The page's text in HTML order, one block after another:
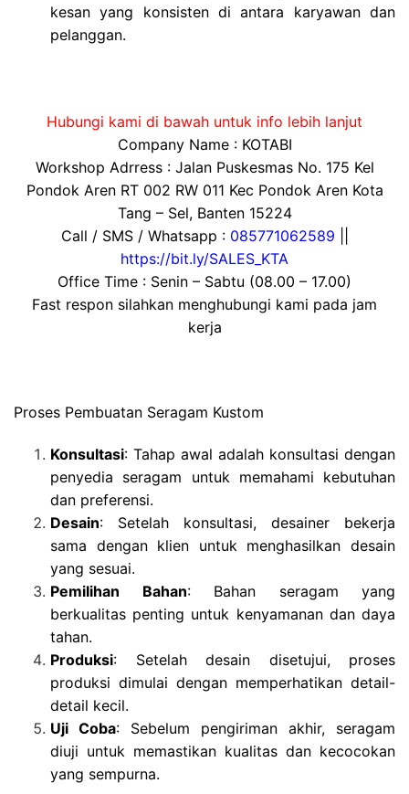
kesan yang konsisten di antara karyawan dan
pelanggan.
Hubungi kami di bawah untuk info lebih lanjut
Company Name : KOTABI
Workshop Adrress : Jalan Puskesmas No. 175 Kel
Pondok Aren RT 002 RW 011 Kec Pondok Aren Kota
Tang – Sel, Banten 15224
Call / SMS / Whatsapp : 085771062589
https://bit.ly/SALES_KTA
Office Time : Senin – Sabtu (08.00 – 17.00)
Fast respon silahkan menghubungi kami pada jam
kerja
Proses Pembuatan Seragam Kustom
Konsultasi: Tahap awal adalah konsultasi dengan
penyedia seragam untuk memahami kebutuhan
dan preferensi.
Desain: Setelah konsultasi, desainer bekerja
sama dengan klien untuk menghasilkan desain
yang sesuai.
Pemilihan Bahan: Bahan seragam yang
berkualitas penting untuk kenyamanan dan daya
tahan.
Produksi: Setelah desain disetujui, proses
produksi dimulai dengan memperhatikan detail-
detail kecil.
Uji Coba: Sebelum pengiriman akhir, seragam
diuji untuk memastikan kualitas dan kecocokan
yang sempurna.